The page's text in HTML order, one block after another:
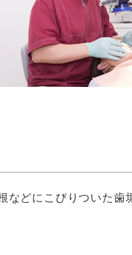
などにこびりついた歯